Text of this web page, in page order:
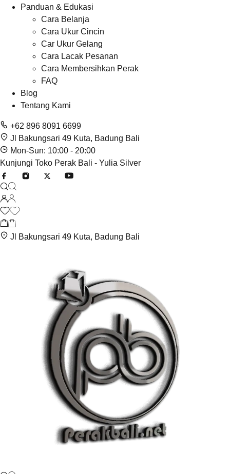
Panduan & Edukasi
Cara Belanja
Cara Ukur Cincin
Car Ukur Gelang
Cara Lacak Pesanan
Cara Membersihkan Perak
FAQ
Blog
Tentang Kami
+62 896 8091 6699
Jl Bakungsari 49 Kuta, Badung Bali
Mon-Sun: 10:00 - 20:00
Kunjungi Toko Perak Bali - Yulia Silver
Jl Bakungsari 49 Kuta, Badung Bali